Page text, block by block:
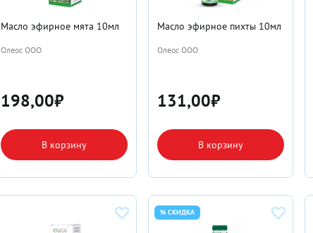
Масло эфирное мята 10мл
Олеос ООО
198,00₽
В корзину
Масло эфирное пихты 10мл
Олеос ООО
131,00₽
В корзину
% СКИДКА